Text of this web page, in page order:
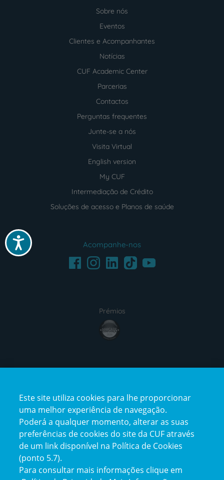
Acessibilidade
Sobre nós
Eventos
Clientes e Acompanhantes
Notícias
CUF Academic Center
Parcerias
Contactos
Perguntas frequentes
Junte-se a nós
Visita Virtual
English version
My CUF
Intermediação de Crédito
Soluções de acesso e Planos de saúde
Acompanhe-nos
FacebookInstagramLinkedInTikTokYoutube
Prémios
award4
certification2certification3
Reclamações
Este site utiliza cookies para lhe proporcionar
uma melhor experiência de navegação.
Poderá a qualquer momento, alterar as suas
preferências de cookies do site da CUF através
de um link disponível na Política de Cookies
(ponto 5.7).
Para consultar mais informações clique em